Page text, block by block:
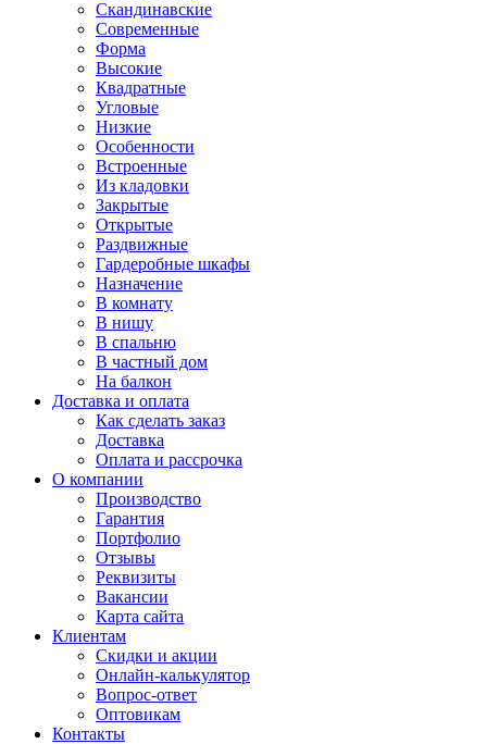
Скандинавские
Современные
Форма
Высокие
Квадратные
Угловые
Низкие
Особенности
Встроенные
Из кладовки
Закрытые
Открытые
Раздвижные
Гардеробные шкафы
Назначение
В комнату
В нишу
В спальню
В частный дом
На балкон
Доставка и оплата
Как сделать заказ
Доставка
Оплата и рассрочка
О компании
Производство
Гарантия
Портфолио
Отзывы
Реквизиты
Вакансии
Карта сайта
Клиентам
Скидки и акции
Онлайн-калькулятор
Вопрос-ответ
Оптовикам
Контакты